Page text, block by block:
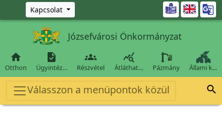
Ugrás a fő tartalomra
Kapcsolat 
Józsefvárosi Önkormányzat

Otthon

Ügyintéz…

Részvétel

Átláthat… Pázmány Állami k…
Válasszon a menüpontok közül 